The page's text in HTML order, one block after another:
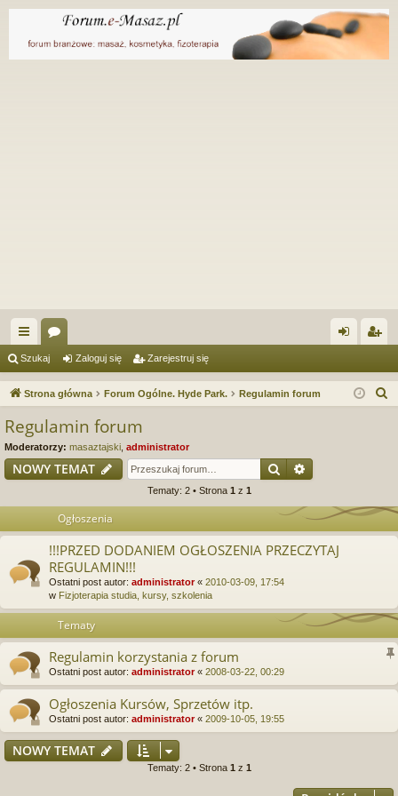
ię
ce
…
or
a og ej
Szukaj Zaloguj się Zarejestruj się
Strona główna Forum Ogólne. Hyde Park. Regulamin forum
Regulamin forum
Moderatorzy: masaztajski administrator
NOWY TEMAT SzukajWyszukiwanie
Tematy: 2 • Strona 1 z 1
Ogłoszenia
!!!PRZED DODANIEM OGŁOSZENIA PRZECZYTAJ
REGULAMIN!!!
Ostatni post autor: administrator« 2010-03-09, 17:54
w Fizjoterapia studia, kursy, szkolenia
Tematy
Regulamin korzystania z forum
Ostatni post autor: administrator« 2008-03-22, 00:29
Ogłoszenia Kursów, Sprzetów itp.
Ostatni post autor: administrator« 2009-10-05, 19:55
NOWY TEMAT
Tematy: 2 • Strona 1 z 1